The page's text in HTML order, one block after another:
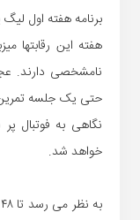
برنامه هفته اول
هفته این رقابتها
نامشخصی دارند.
حتی یک جلسه
نگاهی به فوتبال
خواهد شد.